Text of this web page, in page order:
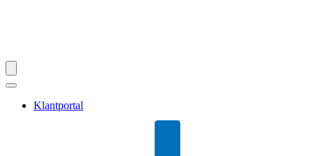
Klantportal